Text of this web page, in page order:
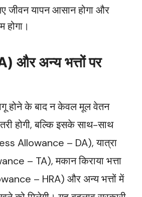
जीवन यापन आसान होगा और
होगा।
और अन्य भत्तों पर
होने के बाद न केवल मूल वेतन
होगी, बल्कि इसके साथ-साथ
Allowance – DA), यात्रा
– TA), मकान किराया भत्ता
– HRA) और अन्य भत्तों में